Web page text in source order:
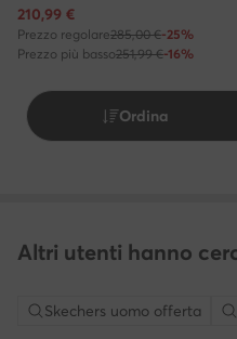
Prezzo attuale
210,99 €
Prezzo regolare285,00 €-25%
Prezzo più basso251,99 €-16%
Ordina
Altri utenti hanno
Skechers uomo offerta